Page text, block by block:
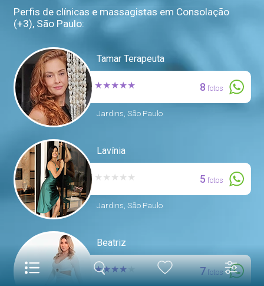
Perfis de clínicas e massagistas em Consolação
(+3), São Paulo:
Tamar Terapeuta
★★★★★ 8 fotos
Jardins, São Paulo
Lavínia
★ ★ ★ ★ ★ 5 fotos
Jardins, São Paulo
Beatriz
★★★★★ 7fotos